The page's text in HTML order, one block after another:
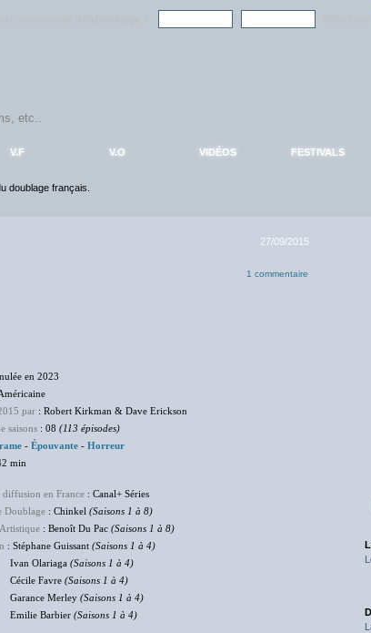
V.F V.O VIDÉOS FESTIVALS
doublage français.
27/09/2015
1 commentaire
en 2023
par : Robert Kirkman & Dave Erickson
saisons : 08 (113 épisodes)
- Épouvante - Horreur
min
diffusion en France : Canal+ Séries
Doublage : Chinkel (Saisons 1 à 8)
: Benoît Du Pac (Saisons 1 à 8)
: Stéphane Guissant (Saisons 1 à 4)
(Saisons 1 à 4)
Favre (Saisons 1 à 4)
Merley (Saisons 1 à 4)
Barbier (Saisons 1 à 4)